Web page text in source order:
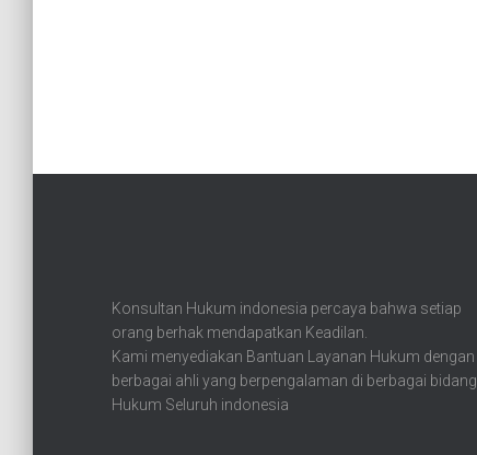
Konsultan Hukum indonesia percaya bahwa setiap
orang berhak mendapatkan Keadilan.
Kami menyediakan Bantuan Layanan Hukum dengan
berbagai ahli yang berpengalaman di berbagai bidang
Hukum Seluruh indonesia